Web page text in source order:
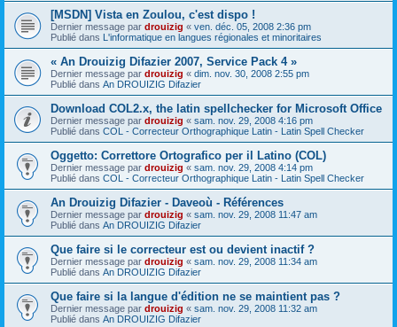
[MSDN] Vista en Zoulou, c'est dispo !
Dernier message par drouizig « ven. déc. 05, 2008 2:36 pm
Publié dans L'informatique en langues régionales et minoritaires
« An Drouizig Difazier 2007, Service Pack 4 »
Dernier message par drouizig « dim. nov. 30, 2008 2:55 pm
Publié dans An DROUIZIG Difazier
Download COL2.x, the latin spellchecker for Microsoft Office
Dernier message par drouizig « sam. nov. 29, 2008 4:16 pm
Publié dans COL - Correcteur Orthographique Latin - Latin Spell Checker
Oggetto: Correttore Ortografico per il Latino (COL)
Dernier message par drouizig « sam. nov. 29, 2008 4:14 pm
Publié dans COL - Correcteur Orthographique Latin - Latin Spell Checker
An Drouizig Difazier - Daveoù - Références
Dernier message par drouizig « sam. nov. 29, 2008 11:47 am
Publié dans An DROUIZIG Difazier
Que faire si le correcteur est ou devient inactif ?
Dernier message par drouizig « sam. nov. 29, 2008 11:34 am
Publié dans An DROUIZIG Difazier
Que faire si la langue d'édition ne se maintient pas ?
Dernier message par drouizig « sam. nov. 29, 2008 11:32 am
Publié dans An DROUIZIG Difazier